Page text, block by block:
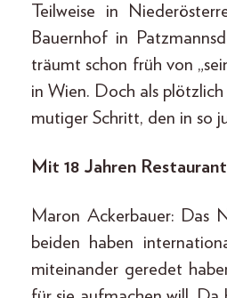
Teilweise in
Bauernhof in
träumt schon früh von
in Wien. Doch als
mutiger Schritt, den in so
Mit 18 Jahren
Maron Ackerbauer: Das
beiden haben
miteinander geredet